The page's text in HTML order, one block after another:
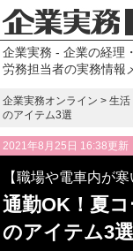
企業実務 - 企業の経理
労務担当者の実務情報
企業実務オンライン > 生活
のアイテム3選
2021年8月25日 16:38更新
【職場や電車内が
通勤OK！夏
のアイテム3選